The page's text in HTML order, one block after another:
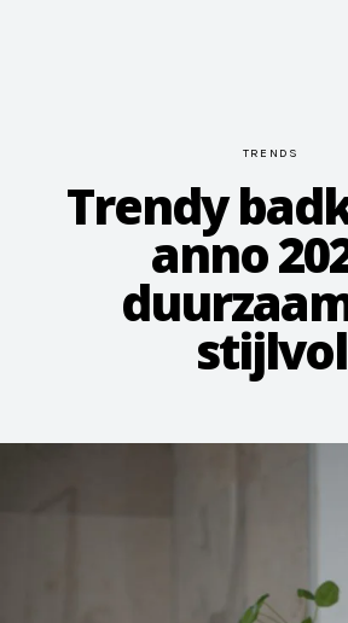
TRENDS
Trendy
anno
stijlvol